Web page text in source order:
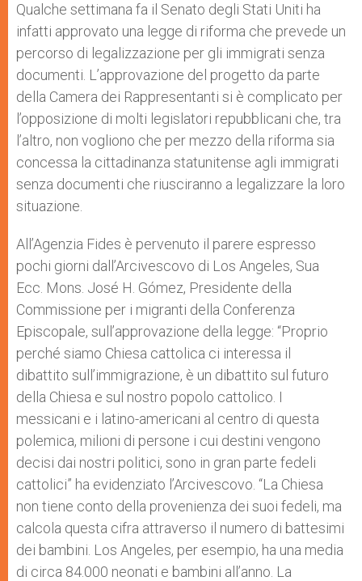
Qualche settimana fa il Senato degli Stati Uniti ha
infatti approvato una legge di riforma che prevede un
percorso di legalizzazione per gli immigrati senza
documenti. L’approvazione del progetto da parte
della Camera dei Rappresentanti si è complicato per
l’opposizione di molti legislatori repubblicani che, tra
l’altro, non vogliono che per mezzo della riforma sia
concessa la cittadinanza statunitense agli immigrati
senza documenti che riusciranno a legalizzare la loro
situazione.
All’Agenzia Fides è pervenuto il parere espresso
pochi giorni dall’Arcivescovo di Los Angeles, Sua
Ecc. Mons. José H. Gómez, Presidente della
Commissione per i migranti della Conferenza
Episcopale, sull’approvazione della legge: “Proprio
perché siamo Chiesa cattolica ci interessa il
dibattito sull’immigrazione, è un dibattito sul futuro
della Chiesa e sul nostro popolo cattolico. I
messicani e i latino-americani al centro di questa
polemica, milioni di persone i cui destini vengono
decisi dai nostri politici, sono in gran parte fedeli
cattolici” ha evidenziato l’Arcivescovo. “La Chiesa
non tiene conto della provenienza dei suoi fedeli, ma
calcola questa cifra attraverso il numero di battesimi
dei bambini. Los Angeles, per esempio, ha una media
di circa 84.000 neonati e bambini all’anno. La